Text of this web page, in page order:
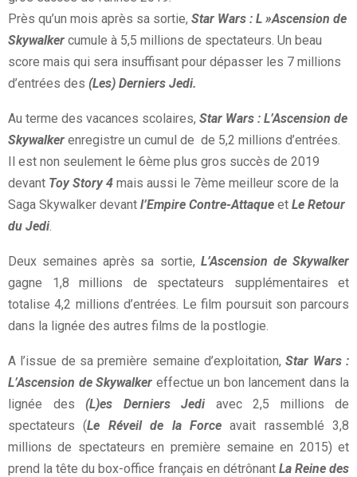
Près qu’un mois après sa sortie, Star Wars : L »Ascension de
Skywalker cumule à 5,5 millions de spectateurs. Un beau
score mais qui sera insuffisant pour dépasser les 7 millions
d’entrées des (Les) Derniers Jedi.
Au terme des vacances scolaires, Star Wars : L’Ascension de
Skywalker enregistre un cumul de de 5,2 millions d’entrées.
Il est non seulement le 6ème plus gros succès de 2019
devant Toy Story 4 mais aussi le 7ème meilleur score de la
Saga Skywalker devant l’Empire Contre-Attaque et Le Retour
du Jedi.
Deux semaines après sa sortie, L’Ascension de Skywalker
gagne 1,8 millions de spectateurs supplémentaires et
totalise 4,2 millions d’entrées. Le film poursuit son parcours
dans la lignée des autres films de la postlogie.
A l’issue de sa première semaine d’exploitation,Star Wars :
L’Ascension de Skywalker effectue un bon lancement dans la
lignée des (L)es Derniers Jedi avec 2,5 millions de
spectateurs (Le Réveil de la Forceavait rassemblé 3,8
millions de spectateurs en première semaine en 2015) et
prend la tête du box-office français en détrônant La Reine des